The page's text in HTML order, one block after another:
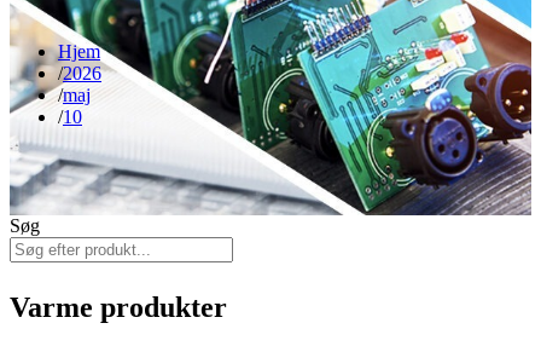
Hjem
2026
maj
10
Søg
Varme produkter